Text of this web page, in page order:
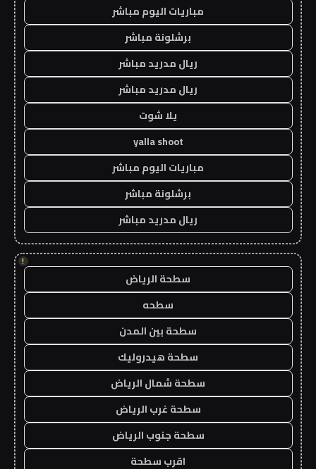
مباريات اليوم مباشر
برشلونة مباشر
ريال مدريد مباشر
ريال مدريد مباشر
يلا شوت
yalla shoot
مباريات اليوم مباشر
برشلونة مباشر
ريال مدريد مباشر
!
سطحة الرياض
سطحه
سطحة بين المدن
سطحة هيدروليك
سطحة شمال الرياض
سطحة غرب الرياض
سطحة جنوب الرياض
اقرب سطحة